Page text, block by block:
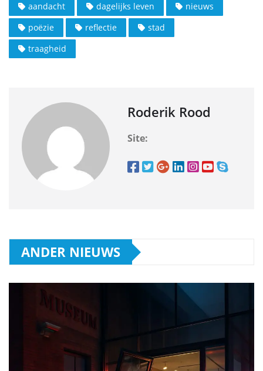
aandacht dagelijks leven
nieuws
poëzie
reflectie
stad
traagheid
Roderik Rood
Site:
ANDER NIEUWS